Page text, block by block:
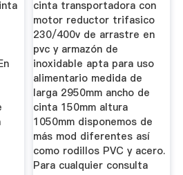
cinta transportadora con
motor reductor trifasico
230/400v de arrastre en
pvc y armazón de
inoxidable apta para uso
alimentario medida de
larga 2950mm ancho de
cinta 150mm altura
1050mm disponemos de
más mod diferentes así
como rodillos PVC y acero.
Para cualquier consulta